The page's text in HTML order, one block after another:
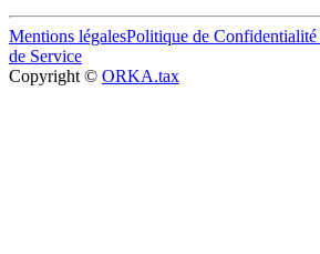
Mentions légalesPolitique de Confidentialité
de Service
Copyright © ORKA.tax